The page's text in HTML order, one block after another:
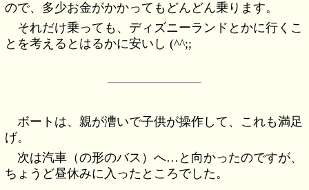
ので、多少お金がかかってもどんどん乗ります。
それだけ乗っても、ディズニーランドとかに行くこ
とを考えるとはるかに安いし (^^;;
ボートは、親が漕いで子供が操作して、これも満足
げ。
次は汽車（の形のバス）へ…と向かったのですが、
ちょうど昼休みに入ったところでした。